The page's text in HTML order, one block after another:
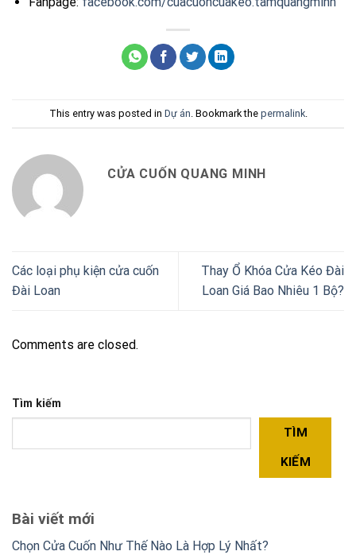
This entry was posted in Dự án . Bookmark the permalink.
CỬA CUỐN QUANG MINH
Các loại phụ kiện cửa cuốn
Đài Loan
Thay Ổ Khóa Cửa Kéo Đài
Loan Giá Bao Nhiêu 1 Bộ?
Comments are closed.
Tìm kiếm
TÌM
KIẾM
Bài viết mới
Chọn Cửa Cuốn Như Thế Nào Là Hợp Lý Nhất?